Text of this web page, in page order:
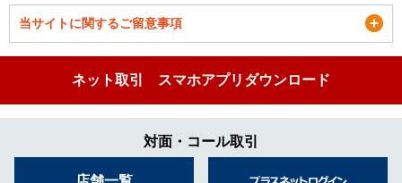
当サイトに関するご留意事項
ネット取引 スマホアプリダウンロード
対面・コール取引